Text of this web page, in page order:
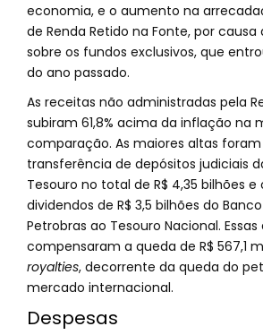
economia, e o aumento na
de Renda Retido na Fonte, por
sobre os fundos exclusivos, que
do ano passado.
As receitas não administradas pela
subiram 61,8% acima da inflação na
comparação. As maiores altas
transferência de depósitos judiciais
Tesouro no total de R$ 4,35 bilhões
dividendos de R$ 3,5 bilhões do
Petrobras ao Tesouro Nacional. Essas
compensaram a queda de R$ 567,1
royalties, decorrente da queda do
mercado internacional.
Despesas